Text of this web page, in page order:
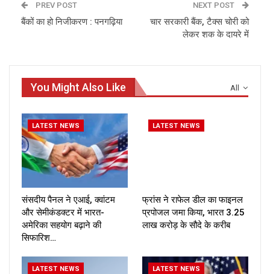
PREV POST
बैंकों का हो निजीकरण : पनगढ़िया
NEXT POST
चार सरकारी बैंक, टैक्‍स चोरी को
लेकर शक के दायरे में
All
You Might Also Like
LATEST NEWS
संसदीय पैनल ने एआई, क्वांटम
और सेमीकंडक्टर में भारत-
अमेरिका सहयोग बढ़ाने की
सिफारिश…
LATEST NEWS
फ्रांस ने राफेल डील का फाइनल
प्रपोजल जमा किया, भारत ₹3.25
लाख करोड़ के सौदे के करीब
LATEST NEWS LATEST NEWS